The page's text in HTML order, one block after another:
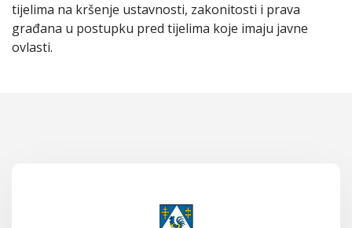
tijelima na kršenje ustavnosti, zakonitosti i prava
građana u postupku pred tijelima koje imaju javne
ovlasti.